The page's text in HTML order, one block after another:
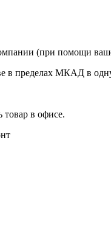
(при помощи
в пределах МКАД в
в офисе.